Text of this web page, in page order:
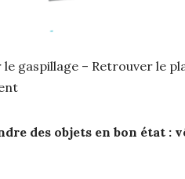
gaspillage – Retrouver le
des objets en bon état :